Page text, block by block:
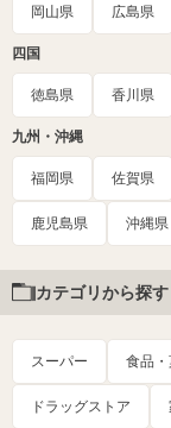
岡山県 広島県
四国
徳島県 香川県
九州・沖縄
福岡県 佐賀県
鹿児島県 沖縄県
カテゴリから探す
スーパー 食品
ドラッグストア